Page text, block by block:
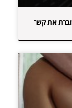
את קשר